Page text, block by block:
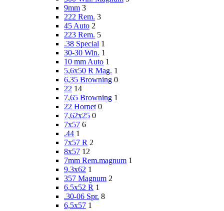
9mm 3
222 Rem. 3
45 Auto 2
223 Rem. 5
.38 Special 1
30-30 Win. 1
10 mm Auto 1
5,6x50 R Mag. 1
6,35 Browning 0
22 14
7,65 Browning 1
22 Hornet 0
7,62x25 0
7x57 6
.44 1
7x57 R 2
8x57 12
7mm Rem.magnum 1
9,3x62 1
357 Magnum 2
6,5x52 R 1
.30-06 Spr. 8
6,5x57 1